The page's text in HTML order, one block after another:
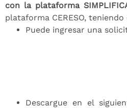
con la plataforma
plataforma CERESO,
Puede ingresar una
Descargue en el